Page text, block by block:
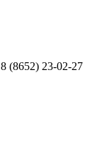
8 (8652) 23-02-27